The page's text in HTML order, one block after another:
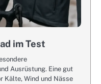
im Test
Ausrüstung. Eine gut
Kälte, Wind und Nässe